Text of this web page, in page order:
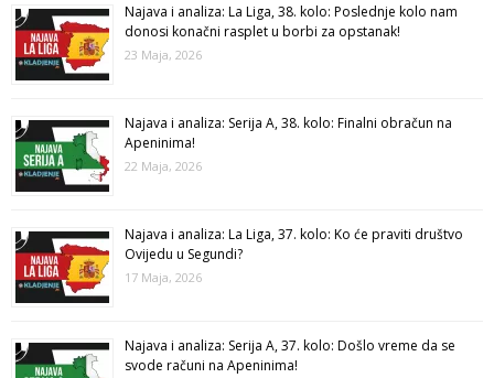
Najava i analiza: La Liga, 38. kolo: Poslednje kolo nam
donosi konačni rasplet u borbi za opstanak!
23 Maja, 2026
Najava i analiza: Serija A, 38. kolo: Finalni obračun na
Apeninima!
22 Maja, 2026
Najava i analiza: La Liga, 37. kolo: Ko će praviti društvo
Ovijedu u Segundi?
17 Maja, 2026
Najava i analiza: Serija A, 37. kolo: Došlo vreme da se
svode računi na Apeninima!